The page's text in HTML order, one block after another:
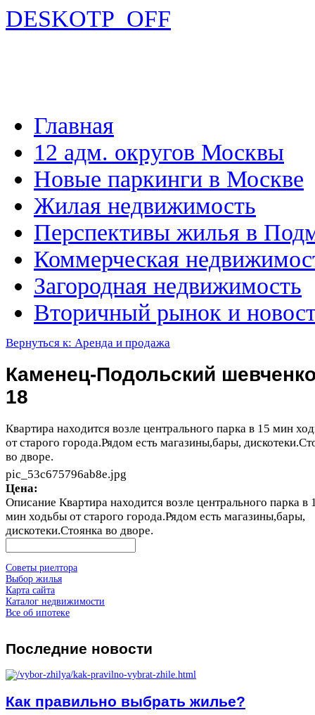
DESKOTP_OFF
Главная
12 адм. округов Москвы
Новые паркинги в Москве
Жилая недвижимость
Перспективы жилья в
Коммерческая
Загородная недвижимость
Вторичный рынок и
Вернуться к: Аренда и продажа
Каменец-Подольский
18
Квартира находится возле центрального парка в 15 мин
от старого города.Рядом есть магазины,бары,
во дворе.
pic_53c675796ab8e.jpg
Цена:
Описание Квартира находится возле центрального парка в
мин ходьбы от старого города.Рядом есть магазины,бары,
дискотеки.Стоянка во дворе.
Советы риелтора
Выбор жилья
Карта сайта
Каталог недвижимости
Все об ипотеке
Последние новости
Как правильно выбрать жилье?